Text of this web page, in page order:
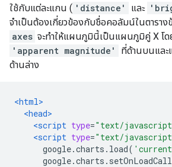
ใช้กับแต่ละแกน ( 'distance' และ
จำเป็นต้องเกี่ยวข้องกับชื่อคอลัมน์ในตารา
axes จะทำให้แผนภูมินี้เป็นแผนภูมิคู่ X โด
'apparent magnitude'
ที่ด้านบนและ
ด้านล่าง
<html>
<head>
<script type="text/
<script type="text/
google.charts . load(
google.charts .